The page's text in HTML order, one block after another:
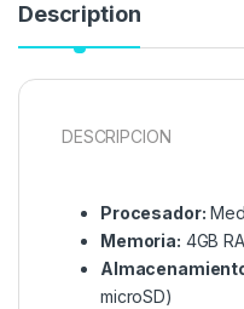
Description
DESCRIPCION
Procesador:
Memoria: 4GB
microSD)